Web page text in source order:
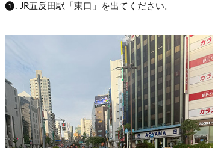
❶. JR五反田駅「東口」を出てください。